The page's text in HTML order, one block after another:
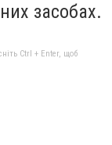
засобах.
Ctrl + Enter, щоб